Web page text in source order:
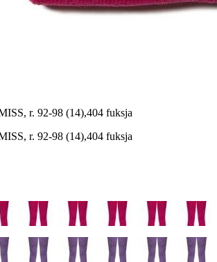
r. 92-98 (14),404 fuksja
r. 92-98 (14),404 fuksja